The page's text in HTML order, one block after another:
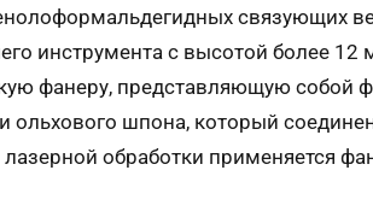
связующих
инструмента с высотой более
фанеру, представляющую собой
ольхового шпона, который
обработки применяется